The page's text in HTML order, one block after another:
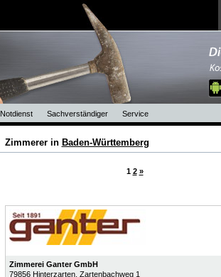
Notdienst Sachverständiger Service
Zimmerer in Baden-Württemberg
1 2 »
Zimmerei Ganter GmbH
79856 Hinterzarten, Zartenbachweg 1